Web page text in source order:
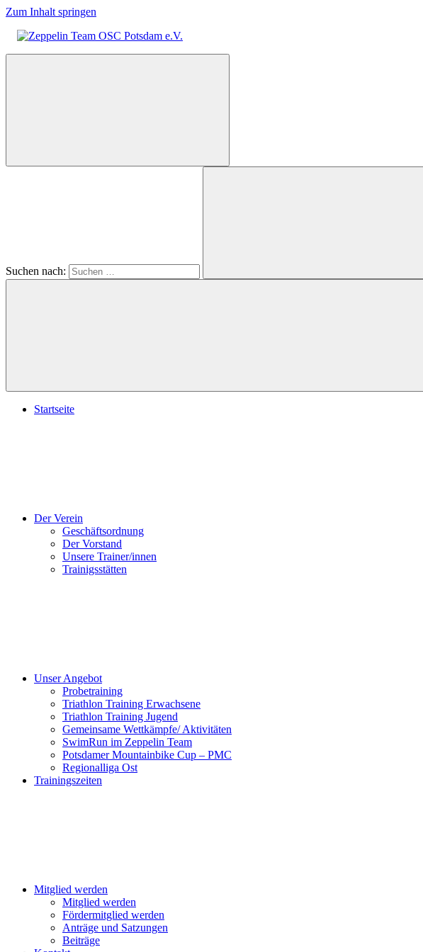
Zum Inhalt springen
Suchen nach:
Startseite
Der Verein
Geschäftsordnung
Der Vorstand
Unsere Trainer/innen
Trainigsstätten
Unser Angebot
Probetraining
Triathlon Training Erwachsene
Triathlon Training Jugend
Gemeinsame Wettkämpfe/ Aktivitäten
SwimRun im Zeppelin Team
Potsdamer Mountainbike Cup – PMC
Regionalliga Ost
Trainingszeiten
Mitglied werden
Mitglied werden
Fördermitglied werden
Anträge und Satzungen
Beiträge